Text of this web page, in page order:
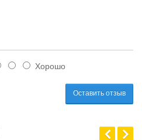
Хорошо
Оставить отзыв